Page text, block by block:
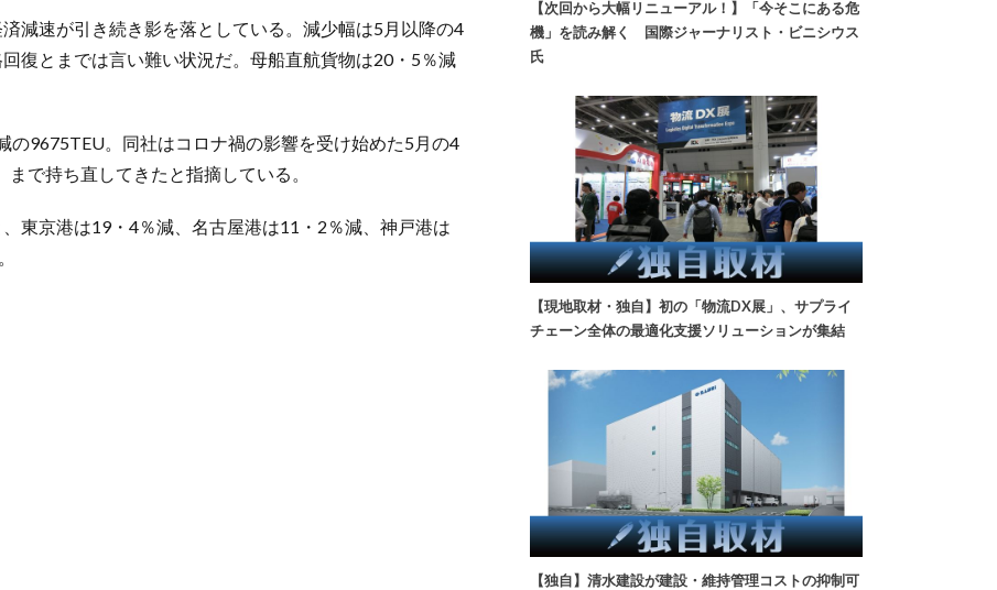
減速が引き続き影を落としている。減少幅は5月以降の4
復とまでは言い難い状況だ。母船直航貨物は20・5％減
の9675TEU。同社はコロナ禍の影響を受け始めた5月の4
で持ち直してきたと指摘している。
東京港は19・4％減、名古屋港は11・2％減、神戸港は
【次回から大幅リニューアル！】「今そこにある危
機」を読み解く 国際ジャーナリスト・ビニシウス
氏
【現地取材・独自】初の「物流DX展」、サプライ
チェーン全体の最適化支援ソリューションが集結
【独自】清水建設が建設・維持管理コストの抑制可